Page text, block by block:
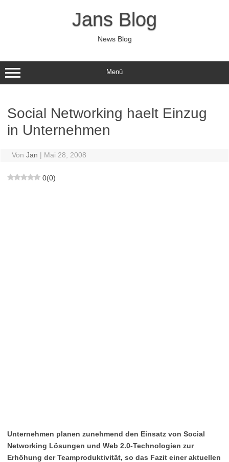
Jans Blog
News Blog
Menü
Social Networking haelt Einzug
in Unternehmen
Von Jan | Mai 28, 2008
0(0)
Unternehmen planen zunehmend den Einsatz von Social
Networking Lösungen und Web 2.0-Technologien zur
Erhöhung der Teamproduktivität, so das Fazit einer aktuellen